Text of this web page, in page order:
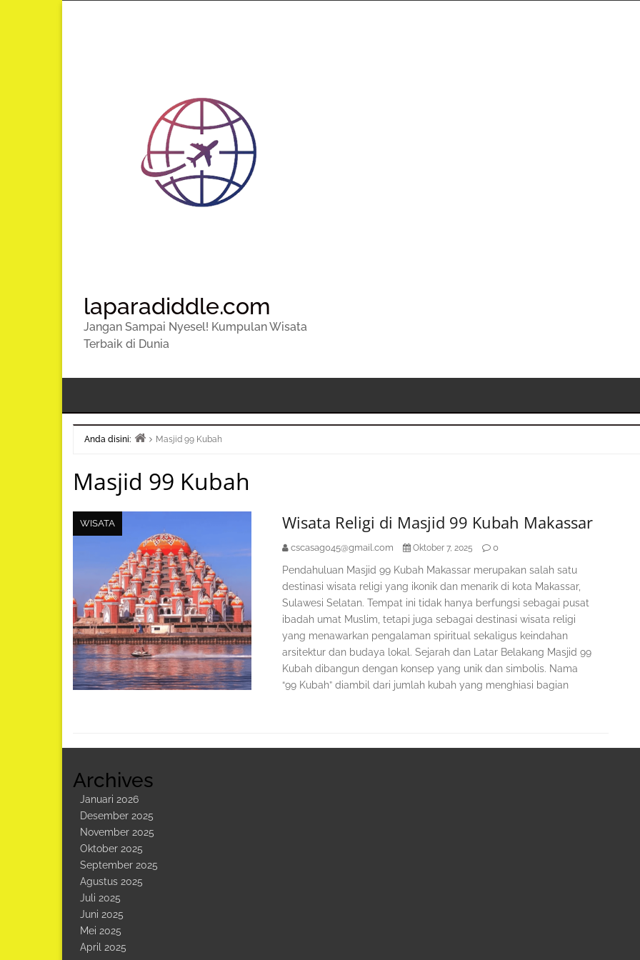
laparadiddle.com
Jangan Sampai Nyesel! Kumpulan Wisata
Terbaik di Dunia
Anda disini:
Masjid 99 Kubah
Masjid 99 Kubah
WISATA Wisata Religi di Masjid 99 Kubah Makassar
cscasag045@gmail.com Oktober 7, 2025 0
Pendahuluan Masjid 99 Kubah Makassar merupakan salah satu
destinasi wisata religi yang ikonik dan menarik di kota Makassar,
Sulawesi Selatan. Tempat ini tidak hanya berfungsi sebagai pusat
ibadah umat Muslim, tetapi juga sebagai destinasi wisata religi
yang menawarkan pengalaman spiritual sekaligus keindahan
arsitektur dan budaya lokal. Sejarah dan Latar Belakang Masjid 99
Kubah dibangun dengan konsep yang unik dan simbolis. Nama
“99 Kubah” diambil dari jumlah kubah yang menghiasi bagian
Archives
Januari 2026
Desember 2025
November 2025
Oktober 2025
September 2025
Agustus 2025
Juli 2025
Juni 2025
Mei 2025
April 2025